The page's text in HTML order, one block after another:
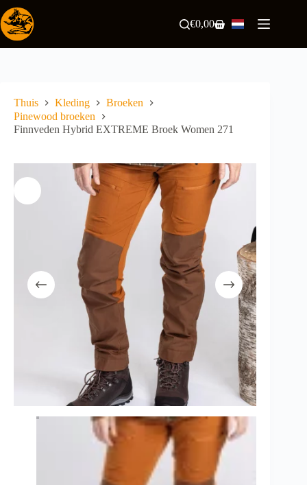
naar
de
inhoud
Winkelwagen
€0,00
Thuis Kleding
Broeken
Pinewood broeken
Finnveden Hybrid EXTREME Broek Women 271